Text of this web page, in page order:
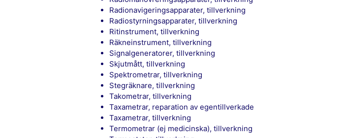
Radionavigeringsapparater, tillverkning
Radiostyrningsapparater, tillverkning
Ritinstrument, tillverkning
Räkneinstrument, tillverkning
Signalgeneratorer, tillverkning
Skjutmått, tillverkning
Spektrometrar, tillverkning
Stegräknare, tillverkning
Takometrar, tillverkning
Taxametrar, reparation av egentillverkade
Taxametrar, tillverkning
Termometrar (ej medicinska), tillverkning